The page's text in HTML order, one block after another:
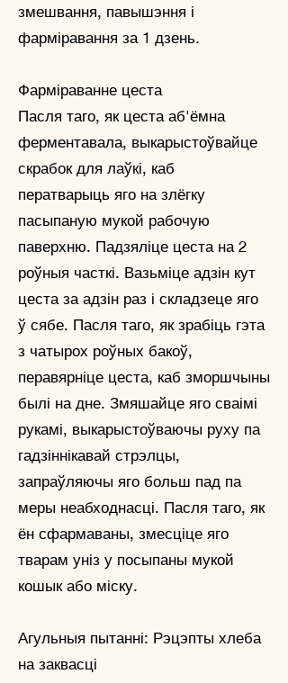
змешвання, павышэння і
фарміравання за 1 дзень.
Фарміраванне цеста
Пасля таго, як цеста аб'ёмна
ферментавала, выкарыстоўвайце
скрабок для лаўкі, каб
ператварыць яго на злёгку
пасыпаную мукой рабочую
паверхню. Падзяліце цеста на 2
роўныя часткі. Вазьміце адзін кут
цеста за адзін раз і складзеце яго
ў сябе. Пасля таго, як зрабіць гэта
з чатырох роўных бакоў,
перавярніце цеста, каб зморшчыны
былі на дне. Змяшайце яго сваімі
рукамі, выкарыстоўваючы руху па
гадзіннікавай стрэлцы,
запраўляючы яго больш пад па
меры неабходнасці. Пасля таго, як
ён сфармаваны, змесціце яго
тварам уніз у посыпаны мукой
кошык або міску.
Агульныя пытанні: Рэцэпты хлеба
на заквасці